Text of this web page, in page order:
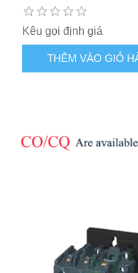
Kêu gọi định giá
THÊM VÀO GIỎ